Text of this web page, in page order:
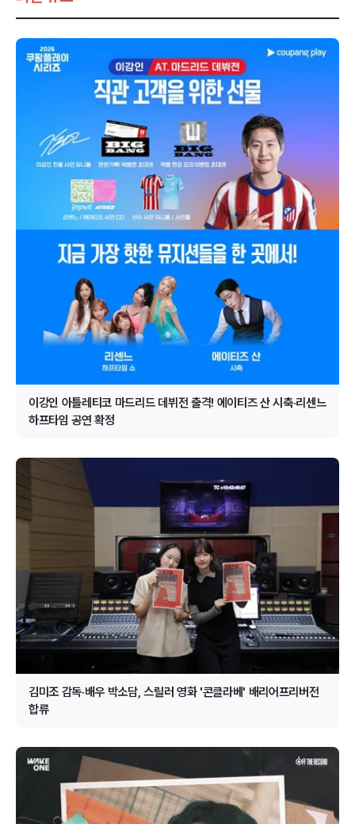
이강인 아틀레티코 마드리드 데뷔전 출격! 에이티즈 산 시축·리센느
하프타임 공연 확정
김미조 감독·배우 박소담, 스릴러 영화 '콘클라베' 배리어프리버전
합류